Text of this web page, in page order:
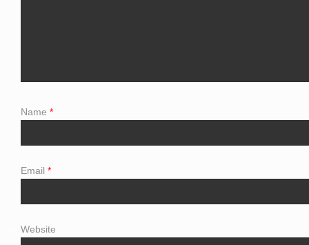
Name *
Email *
Website